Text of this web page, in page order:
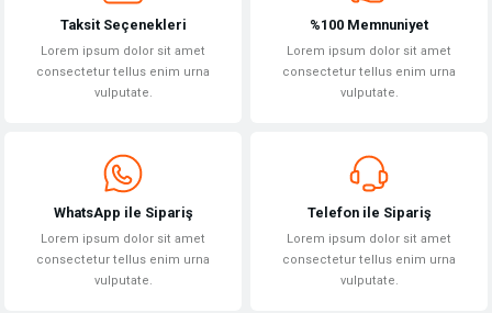
Taksit Seçenekleri
Lorem ipsum dolor sit amet
consectetur tellus enim urna
vulputate.
%100 Memnuniyet
Lorem ipsum dolor sit amet
consectetur tellus enim urna
vulputate.
WhatsApp ile Sipariş
Lorem ipsum dolor sit amet
consectetur tellus enim urna
vulputate.
Telefon ile Sipariş
Lorem ipsum dolor sit amet
consectetur tellus enim urna
vulputate.